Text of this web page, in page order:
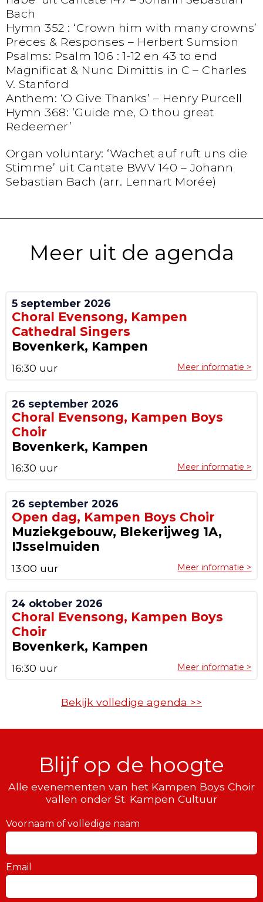
Bach
Hymn 352 : ‘Crown him with many crowns’
Preces & Responses – Herbert Sumsion
Psalms: Psalm 106 : 1-12 en 43 to end
Magnificat & Nunc Dimittis in C – Charles
V. Stanford
Anthem: ‘O Give Thanks’ – Henry Purcell
Hymn 368: ‘Guide me, O thou great
Redeemer’
Organ voluntary: ‘Wachet auf ruft uns die
Stimme’ uit Cantate BWV 140 – Johann
Sebastian Bach (arr. Lennart Morée)
Meer uit de agenda
5 september 2026
Choral Evensong, Kampen
Cathedral Singers
Bovenkerk, Kampen
Meer informatie >
16:30 uur
26 september 2026
Choral Evensong, Kampen Boys
Choir
Bovenkerk, Kampen
Meer informatie >
16:30 uur
26 september 2026
Open dag, Kampen Boys Choir
Muziekgebouw, Blekerijweg 1A,
IJsselmuiden
Meer informatie >
13:00 uur
24 oktober 2026
Choral Evensong, Kampen Boys
Choir
Bovenkerk, Kampen
Meer informatie >
16:30 uur
Bekijk volledige agenda >>
Blijf op de hoogte
Alle evenementen van het Kampen Boys Choir
vallen onder St. Kampen Cultuur
Voornaam of volledige naam
Email